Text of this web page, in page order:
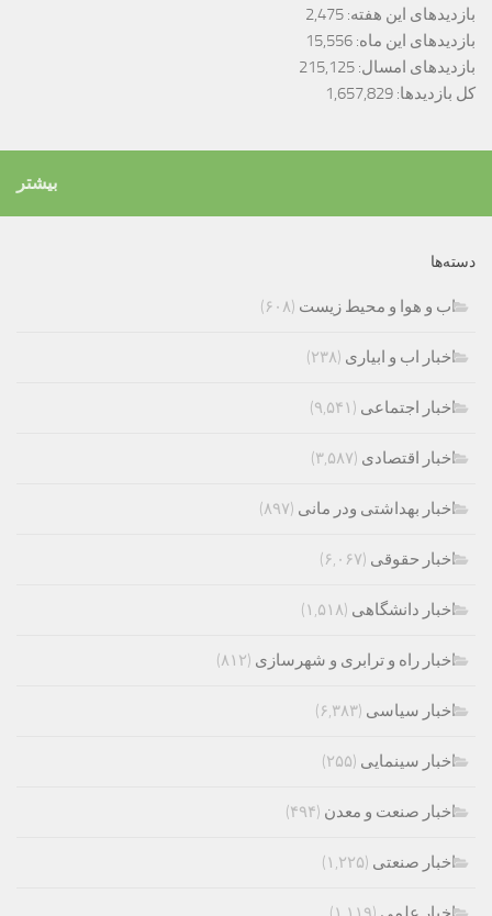
بازدیدهای این هفته: 2,475
بازدیدهای این ماه: 15,556
بازدیدهای امسال: 215,125
کل بازدیدها: 1,657,829
بیشتر
دسته‌ها
اب و هوا و محیط زیست (۶۰۸)
اخبار اب و ابیاری (۲۳۸)
اخبار اجتماعی (۹,۵۴۱)
اخبار اقتصادی (۳,۵۸۷)
اخبار بهداشتی ودر مانی (۸۹۷)
اخبار حقوقی (۶,۰۶۷)
اخبار دانشگاهی (۱,۵۱۸)
اخبار راه و ترابری و شهرسازی (۸۱۲)
اخبار سیاسی (۶,۳۸۳)
اخبار سینمایی (۲۵۵)
اخبار صنعت و معدن (۴۹۴)
اخبار صنعتی (۱,۲۲۵)